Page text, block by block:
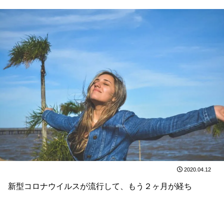
2020.04.12
新型コロナウイルスが流行して、もう２ヶ月が経ち